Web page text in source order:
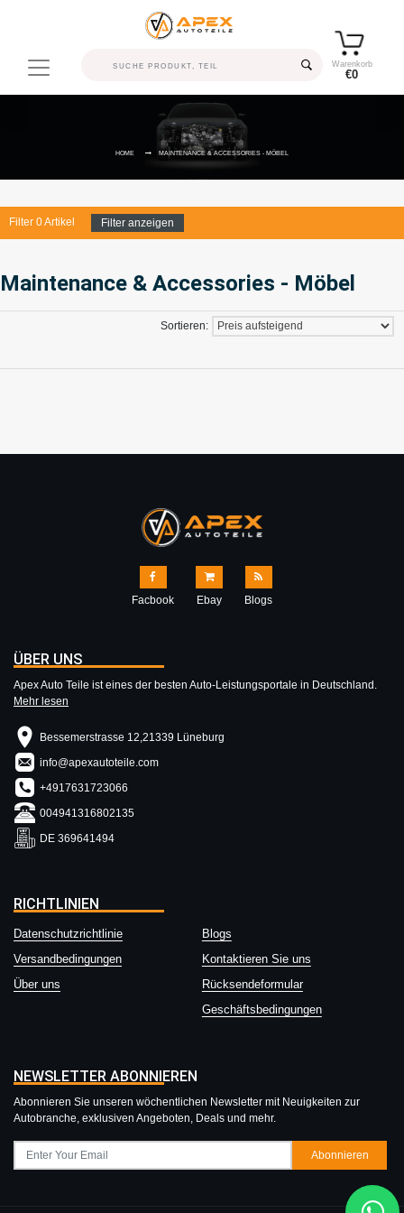
Warenkorb
€0
HOME MAINTENANCE & ACCESSORIES - MÖBEL
Filter 0Artikel Filter anzeigen
Maintenance & Accessories - Möbel
Sortieren:
Facbook Ebay Blogs
ÜBER UNS
Apex Auto Teile ist eines der besten Auto-Leistungsportale in Deutschland.
Mehr lesen
Bessemerstrasse 12,21339 Lüneburg
info@apexautoteile.com
+4917631723066
004941316802135
DE 369641494
RICHTLINIEN
Datenschutzrichtlinie
Blogs
Versandbedingungen
Kontaktieren Sie uns
Über uns
Rücksendeformular
Geschäftsbedingungen
NEWSLETTER ABONNIEREN
Abonnieren Sie unseren wöchentlichen Newsletter mit Neuigkeiten zur
Autobranche, exklusiven Angeboten, Deals und mehr.
Abonnieren